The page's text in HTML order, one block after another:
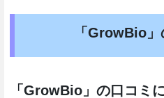
「GrowBio
「GrowBio」の口コミ